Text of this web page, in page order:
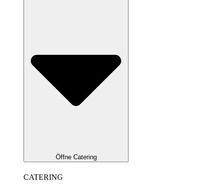
Öffne Catering
CATERING